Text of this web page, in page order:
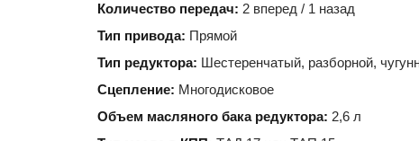
Количество передач: 2 вперед / 1 назад
Тип привода: Прямой
Тип редуктора: Шестеренчатый, разборной,
Сцепление: Многодисковое
Объем масляного бака редуктора: 2,6 л